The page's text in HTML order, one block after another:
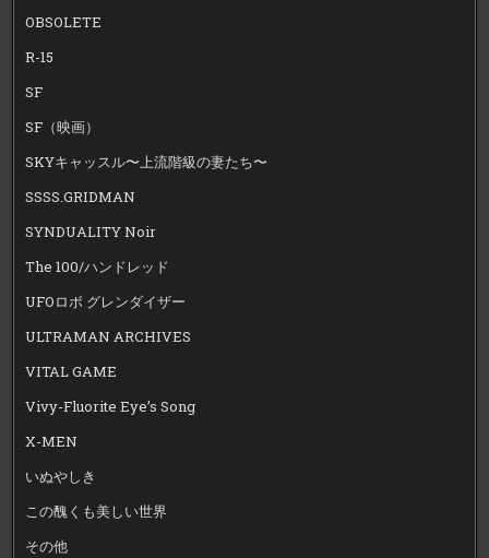
OBSOLETE
R-15
SF
SF（映画）
SKYキャッスル〜上流階級の妻たち〜
SSSS.GRIDMAN
SYNDUALITY Noir
The 100/ハンドレッド
UFOロボ グレンダイザー
ULTRAMAN ARCHIVES
VITAL GAME
Vivy-Fluorite Eye’s Song
X-MEN
いぬやしき
この醜くも美しい世界
その他